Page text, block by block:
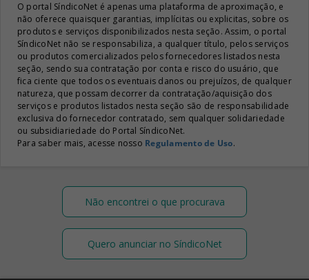
O portal SíndicoNet é apenas uma plataforma de aproximação, e
não oferece quaisquer garantias, implícitas ou explicitas, sobre os
produtos e serviços disponibilizados nesta seção. Assim, o portal
SíndicoNet não se responsabiliza, a qualquer título, pelos serviços
ou produtos comercializados pelos fornecedores listados nesta
seção, sendo sua contratação por conta e risco do usuário, que
fica ciente que todos os eventuais danos ou prejuízos, de qualquer
natureza, que possam decorrer da contratação/aquisição dos
serviços e produtos listados nesta seção são de responsabilidade
exclusiva do fornecedor contratado, sem qualquer solidariedade
ou subsidiariedade do Portal SíndicoNet.
Para saber mais, acesse nosso Regulamento de Uso.
Não encontrei o que procurava
Quero anunciar no SíndicoNet